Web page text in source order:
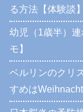
る方法【体験談】
幼児（1歳半）
モ】
ベルリンのクリ
すめは